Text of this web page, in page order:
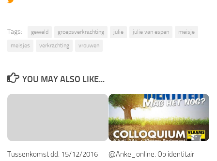
Tags: geweld groepsverkrachting julie julie van espen
meisje
meisjes
verkrachting vrouwen
YOU MAY ALSO LIKE...
Tussenkomst dd. 15/12/2016
@Anke_online: Op identitair